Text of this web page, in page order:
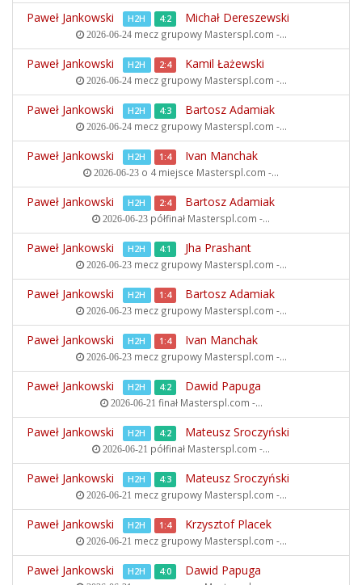
Paweł Jankowski H2H 4:2 Michał Dereszewski
2026-06-24mecz grupowy Masterspl.com -...
Paweł Jankowski H2H 2:4 Kamil Łażewski
2026-06-24mecz grupowy Masterspl.com -...
Paweł Jankowski H2H 4:3 Bartosz Adamiak
2026-06-24mecz grupowy Masterspl.com -...
Paweł Jankowski H2H 1:4 Ivan Manchak
2026-06-23 o 4 miejsce Masterspl.com -...
Paweł Jankowski H2H 2:4 Bartosz Adamiak
2026-06-23 półfinał Masterspl.com -...
Paweł Jankowski H2H 4:1 Jha Prashant
2026-06-23mecz grupowy Masterspl.com -...
Paweł Jankowski H2H 1:4 Bartosz Adamiak
2026-06-23mecz grupowy Masterspl.com -...
Paweł Jankowski H2H 1:4 Ivan Manchak
2026-06-23mecz grupowy Masterspl.com -...
Paweł Jankowski H2H 4:2 Dawid Papuga
2026-06-21 finał Masterspl.com -...
Paweł Jankowski H2H 4:2 Mateusz Sroczyński
2026-06-21 półfinał Masterspl.com -...
Paweł Jankowski H2H 4:3 Mateusz Sroczyński
2026-06-21 mecz grupowy Masterspl.com -...
Paweł Jankowski H2H 1:4 Krzysztof Placek
2026-06-21 mecz grupowy Masterspl.com -...
Paweł Jankowski H2H 4:0 Dawid Papuga